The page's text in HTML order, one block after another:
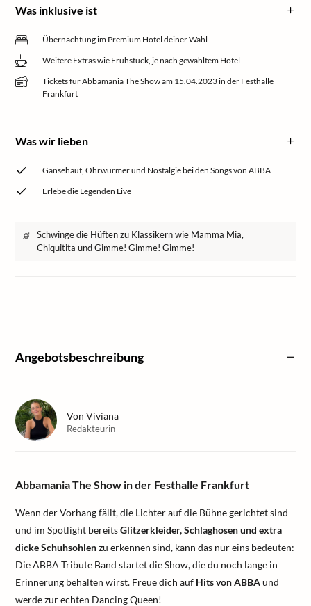
Was inklusive ist
Übernachtung im Premium Hotel deiner Wahl
Weitere Extras wie Frühstück, je nach gewähltem Hotel
Tickets für Abbamania The Show am 15.04.2023 in der Festhalle
Frankfurt
Was wir lieben
Gänsehaut, Ohrwürmer und Nostalgie bei den Songs von ABBA
Erlebe die Legenden Live
Schwinge die Hüften zu Klassikern wie Mamma Mia,
Chiquitita und Gimme! Gimme! Gimme!
Angebotsbeschreibung
Abbamania The Show in der Festhalle Frankfurt
Wenn der Vorhang fällt, die Lichter auf die Bühne gerichtet sind
und im Spotlight bereitsGlitzerkleider, Schlaghosen und extra
dicke Schuhsohlenzu erkennen sind, kann das nur eins bedeuten:
Die ABBA Tribute Band startet die Show, die du noch lange in
Erinnerung behalten wirst. Freue dich auf Hits von ABBAund
werde zur echten Dancing Queen!
Von Viviana
Redakteurin